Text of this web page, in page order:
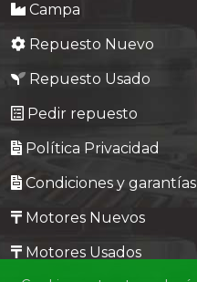
Campa
Repuesto Nuevo
Repuesto Usado
Pedir repuesto
Política Privacidad
Condiciones y garantías
Motores Nuevos
Motores Usados